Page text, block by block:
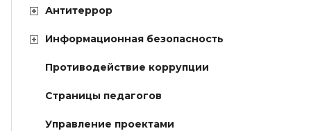
Антитеррор
Информационная безопасность
Противодействие коррупции
Страницы педагогов
Управление проектами